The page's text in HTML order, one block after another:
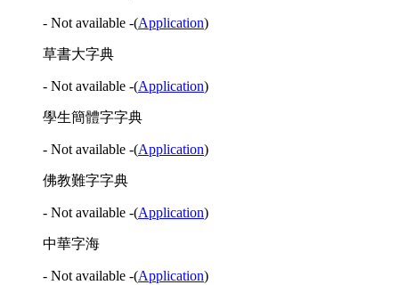
- Not available -(Application)
草書大字典
- Not available -(Application)
學生簡體字字典
- Not available -(Application)
佛教難字字典
- Not available -(Application)
中華字海
- Not available -(Application)